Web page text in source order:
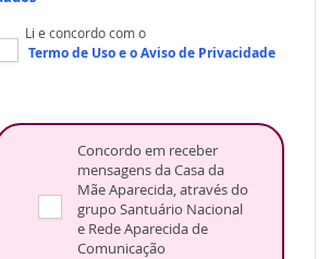
Li e concordo com o
Termo de Usoe oAviso de Privacidade
Concordo em receber
mensagens da Casa da
Mãe Aparecida, através do
grupo Santuário Nacional
e Rede Aparecida de
Comunicação